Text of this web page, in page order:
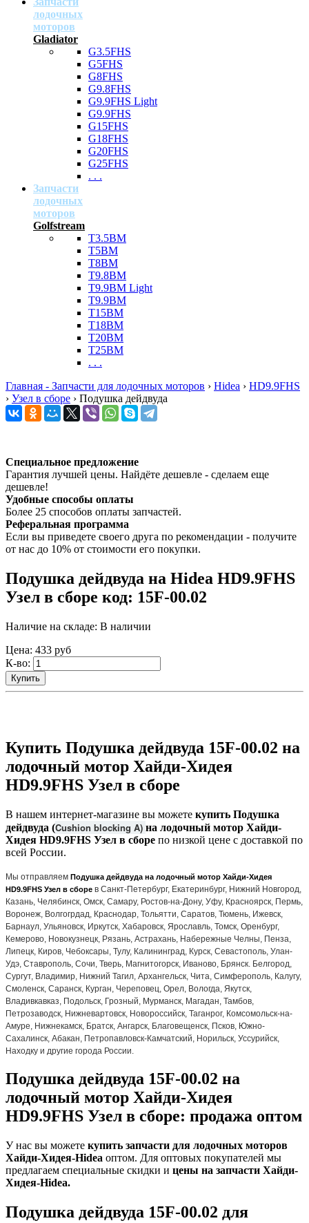
лодочных
моторов
Gladiator
G3.5FHS
G5FHS
G8FHS
G9.8FHS
G9.9FHS Light
G9.9FHS
G15FHS
G18FHS
G20FHS
G25FHS
. . .
Запчасти
лодочных
моторов
Golfstream
T3.5BM
T5BM
T8BM
T9.8BM
T9.9BM Light
T9.9BM
T15BM
T18BM
T20BM
T25BM
. . .
Главная - Запчасти для лодочных моторов › Hidea › HD9.9FHS
› Узел в сборе › Подушка дейдвуда
Специальное предложение
Гарантия лучшей цены. Найдёте дешевле - сделаем еще
дешевле!
Удобные способы оплаты
Более 25 способов оплаты запчастей.
Реферальная программа
Если вы приведете своего друга по рекомендации - получите
от нас до 10% от стоимости его покупки.
Подушка дейдвуда на Hidea HD9.9FHS
Узел в сборе код: 15F-00.02
Наличие на складе: В наличии
Цена: 433 руб
К-во:
Купить
Купить Подушка дейдвуда 15F-00.02 на
лодочный мотор Хайди-Хидея
HD9.9FHS Узел в сборе
В нашем интернет-магазине вы можете купить Подушка
дейдвуда (Cushion blocking A) на лодочный мотор Хайди-
Хидея HD9.9FHS Узел в сборе по низкой цене с доставкой по
всей России.
Мы отправляем Подушка дейдвуда на лодочный мотор Хайди-Хидея
HD9.9FHS Узел в сборе в Санкт-Петербург, Екатеринбург, Нижний Новгород,
Казань, Челябинск, Омск, Самару, Ростов-на-Дону, Уфу, Красноярск, Пермь,
Воронеж, Волгогрдад, Краснодар, Тольятти, Саратов, Тюмень, Ижевск,
Барнаул, Ульяновск, Иркутск, Хабаровск, Ярославль, Томск, Оренбург,
Кемерово, Новокузнецк, Рязань, Астрахань, Набережные Челны, Пенза,
Липецк, Киров, Чебоксары, Тулу, Калининград, Курск, Севастополь, Улан-
Удэ, Ставрополь, Сочи, Тверь, Магнитогорск, Иваново, Брянск. Белгород,
Сургут, Владимир, Нижний Тагил, Архангельск, Чита, Симферополь, Калугу,
Смоленск, Саранск, Курган, Череповец, Орел, Вологда, Якутск,
Владивкавказ, Подольск, Грозный, Мурманск, Магадан, Тамбов,
Петрозаводск, Нижневартовск, Новороссийск, Таганрог, Комсомольск-на-
Амуре, Нижнекамск, Братск, Ангарск, Благовещенск, Псков, Южно-
Сахалинск, Абакан, Петропавловск-Камчатский, Норильск, Уссурийск,
Находку и другие города России.
Подушка дейдвуда 15F-00.02 на
лодочный мотор Хайди-Хидея
HD9.9FHS Узел в сборе: продажа оптом
У нас вы можете купить запчасти для лодочных моторов
Хайди-Хидея-Hidea оптом. Для оптовых покупателей мы
предлагаем специальные скидки и цены на запчасти Хайди-
Хидея-Hidea.
Подушка дейдвуда 15F-00.02 для